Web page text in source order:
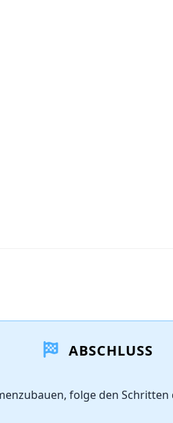
ABSCHLUSS
folge den